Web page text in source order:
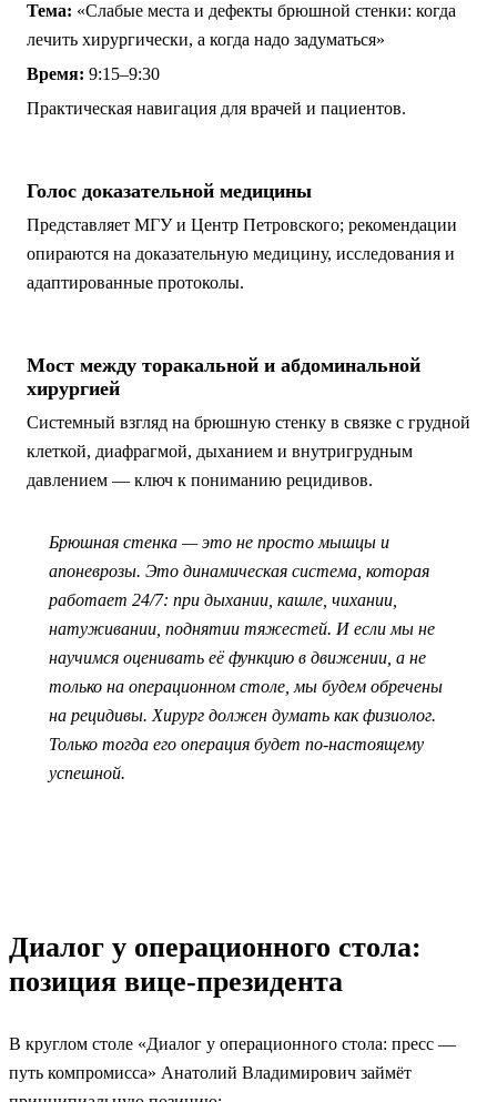
Тема: «Слабые места и дефекты брюшной стенки: когда
лечить хирургически, а когда надо задуматься»
Время: 9:15–9:30
Практическая навигация для врачей и пациентов.
Голос доказательной медицины
Представляет МГУ и Центр Петровского; рекомендации
опираются на доказательную медицину, исследования и
адаптированные протоколы.
Мост между торакальной и абдоминальной
хирургией
Системный взгляд на брюшную стенку в связке с грудной
клеткой, диафрагмой, дыханием и внутригрудным
давлением — ключ к пониманию рецидивов.
Брюшная стенка — это не просто мышцы и
апоневрозы. Это динамическая система, которая
работает 24/7: при дыхании, кашле, чихании,
натуживании, поднятии тяжестей. И если мы не
научимся оценивать её функцию в движении, а не
только на операционном столе, мы будем обречены
на рецидивы. Хирург должен думать как физиолог.
Только тогда его операция будет по-настоящему
успешной.
Диалог у операционного стола:
позиция вице-президента
В круглом столе «Диалог у операционного стола: пресс —
путь компромисса» Анатолий Владимирович займёт